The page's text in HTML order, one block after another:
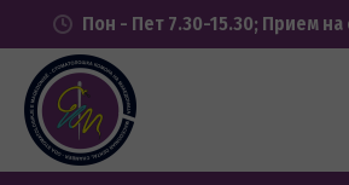
Пон - Пет 7.30-15.30; Прием на